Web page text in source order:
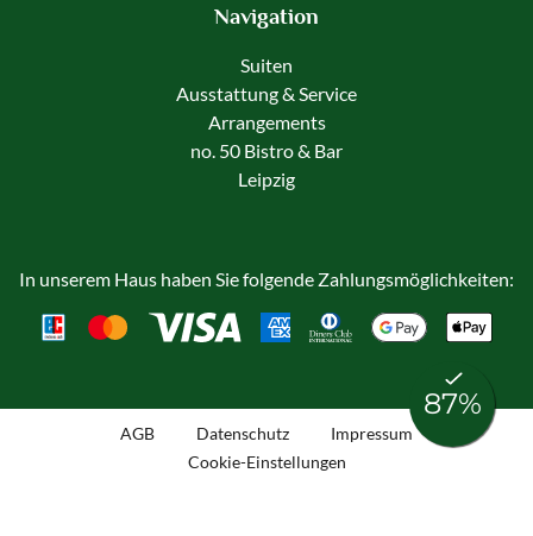
Navigation
Suiten
Ausstattung & Service
Arrangements
no. 50 Bistro & Bar
Leipzig
In unserem Haus haben Sie folgende Zahlungsmöglichkeiten:
AGB Datenschutz
Impressum
Cookie-Einstellungen